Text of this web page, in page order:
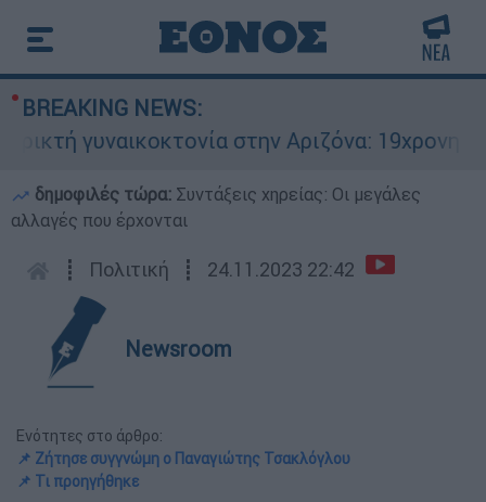
BREAKING NEWS:
γυναικοκτονία στην Αριζόνα: 19χρονη
δημοφιλές τώρα: Συντάξεις χηρείας: Οι μεγάλες
αλλαγές που έρχονται
┋ Πολιτική ┋ 24.11.2023 22:42
Newsroom
Ενότητες στο άρθρο:
📌 Ζήτησε συγγνώμη ο Παναγιώτης Τσακλόγλου
📌 Τι προηγήθηκε